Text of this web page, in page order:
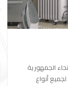
الجمهورية
أنواع